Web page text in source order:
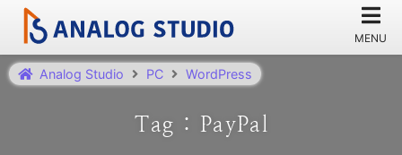
Tag : PayPal
Analog Studio PC WordPress